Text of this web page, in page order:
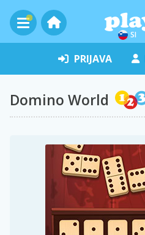
SI
PRIJAVA
Domino World